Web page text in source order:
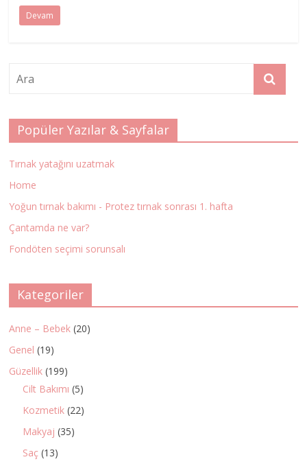
Devam
Popüler Yazılar & Sayfalar
Tırnak yatağını uzatmak
Home
Yoğun tırnak bakımı - Protez tırnak sonrası 1. hafta
Çantamda ne var?
Fondöten seçimi sorunsalı
Kategoriler
Anne – Bebek (20)
Genel (19)
Güzellik (199)
Cilt Bakımı (5)
Kozmetik (22)
Makyaj (35)
Saç (13)